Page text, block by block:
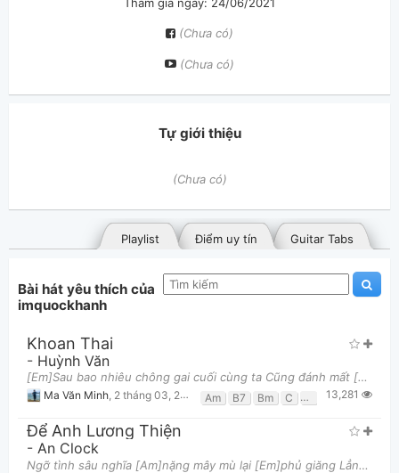
(Chưa có)
(Chưa có)
Tự giới thiệu
(Chưa có)
Guitar Tabs
Điểm uy tín
Playlist
Bài hát yêu thích
Bài hát đã đăng
Bài hát yêu thích của
imquockhanh
Khoan Thai
- Huỳnh Văn
[Em]Sau bao nhiêu chông gai cuối cùng ta Cũng đánh mất [Bm]nhau bởi khoảng cách ngày một xa Ngày m
Ma Văn Minh 2 tháng 03, 2021 lúc 06:30am Am B7 Bm C D Em G
13,281
Để Anh Lương Thiện
- An Clock
Ngỡ tình sâu nghĩa [Am]nặng mây mù lại [Em]phủ giăng Lẳng lặng reo rắc áp [F]đặt khiến tình [G]cảm